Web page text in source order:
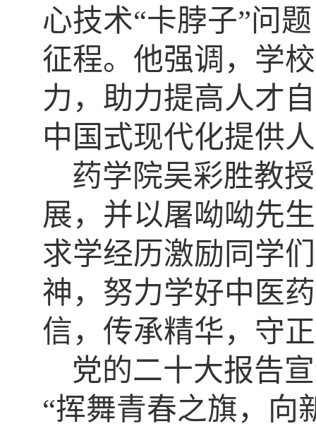
心技术“卡脖子”问
征程。他强调，学
力，助力提高人才
中国式现代化提供
药学院吴彩胜教
展，并以屠呦呦先
求学经历激励同学
神，努力学好中医
信，传承精华，守
党的二十大报告
“挥舞青春之旗，向